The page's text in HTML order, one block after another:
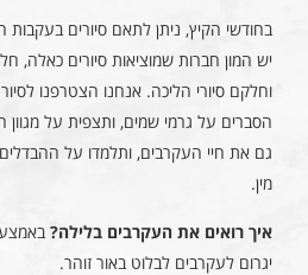
בחודשי הקיץ, ניתן לתאם סיורים
יש המון חברות שמוציאות סיורים כאלה,
וחלקם סיורי הליכה. אנחנו הצטרפנו
הסברים על גרמי שמים, ותצפית על מגוון
גם את חיי העקרבים, ותלמדו על ההבדלים
מין.
איך רואים את העקרבים בלילה?
יגרום לעקרבים לבלוט באור זוהר.